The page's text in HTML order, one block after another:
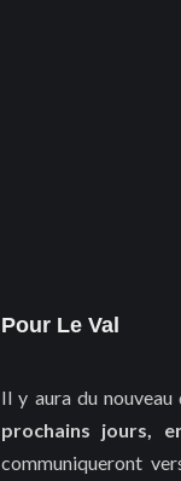
Pour Le Val
Il y aura du nouveau
prochains jours,
communiqueront